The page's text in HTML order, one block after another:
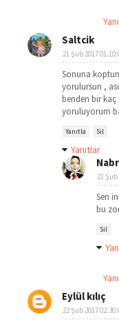
Saltcik
21 Şub 2017
Sonuna
yorulursun ,
benden bir
yoruluyorum
Yanıtla Sil
Yanıtlar
21 Şub
Sen
bu
Sil
Eylül kılıç
22 Şub 2017